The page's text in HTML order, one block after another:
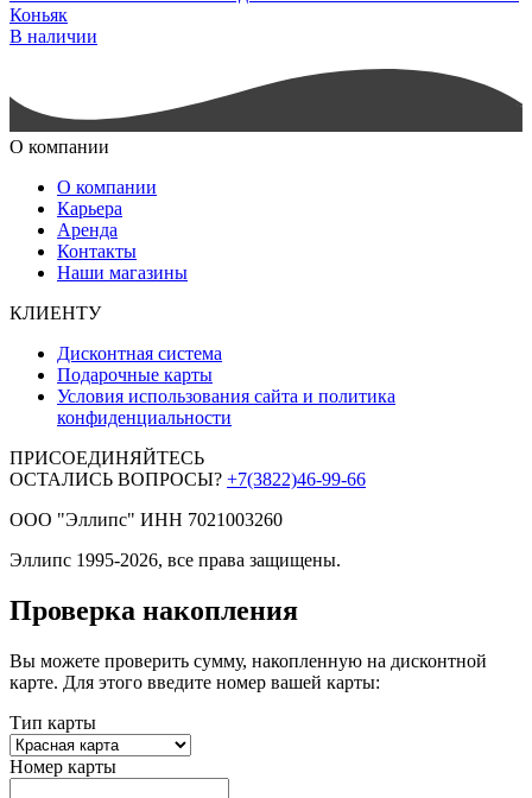
Коньяк
В наличии
О компании
О компании
Карьера
Аренда
Контакты
Наши магазины
КЛИЕНТУ
Дисконтная система
Подарочные карты
Условия использования сайта и политика
конфиденциальности
ПРИСОЕДИНЯЙТЕСЬ
ОСТАЛИСЬ ВОПРОСЫ? +7(3822)46-99-66
ООО "Эллипс" ИНН 7021003260
Эллипс 1995-2026, все права защищены.
Проверка накопления
Вы можете проверить сумму, накопленную на дисконтной
карте. Для этого введите номер вашей карты:
Тип карты
Номер карты